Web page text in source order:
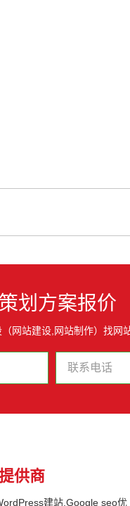
划方案报价
网站建设,网站制作）找网
供商
建站,Google seo优